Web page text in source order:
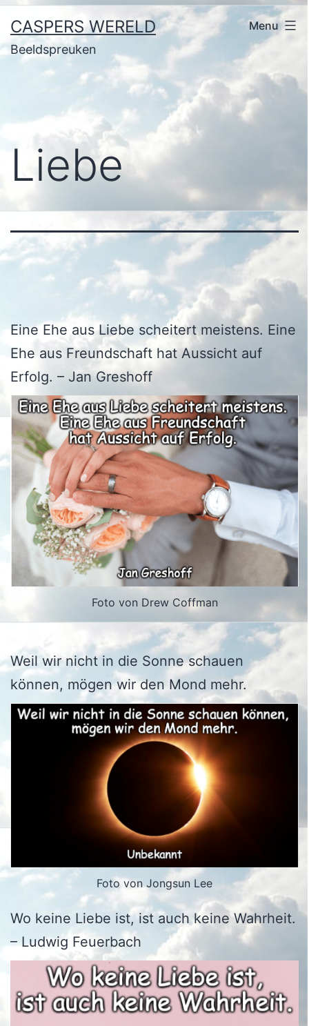
Ga
naar
de
CASPERS WERELD
Beeldspreuken
Menu
Liebe
Eine Ehe aus Liebe scheitert meistens. Eine
Ehe aus Freundschaft hat Aussicht auf
Erfolg. – Jan Greshoff
Foto von Drew Coffman
Weil wir nicht in die Sonne schauen
können, mögen wir den Mond mehr.
Foto von Jongsun Lee
Wo keine Liebe ist, ist auch keine Wahrheit.
– Ludwig Feuerbach